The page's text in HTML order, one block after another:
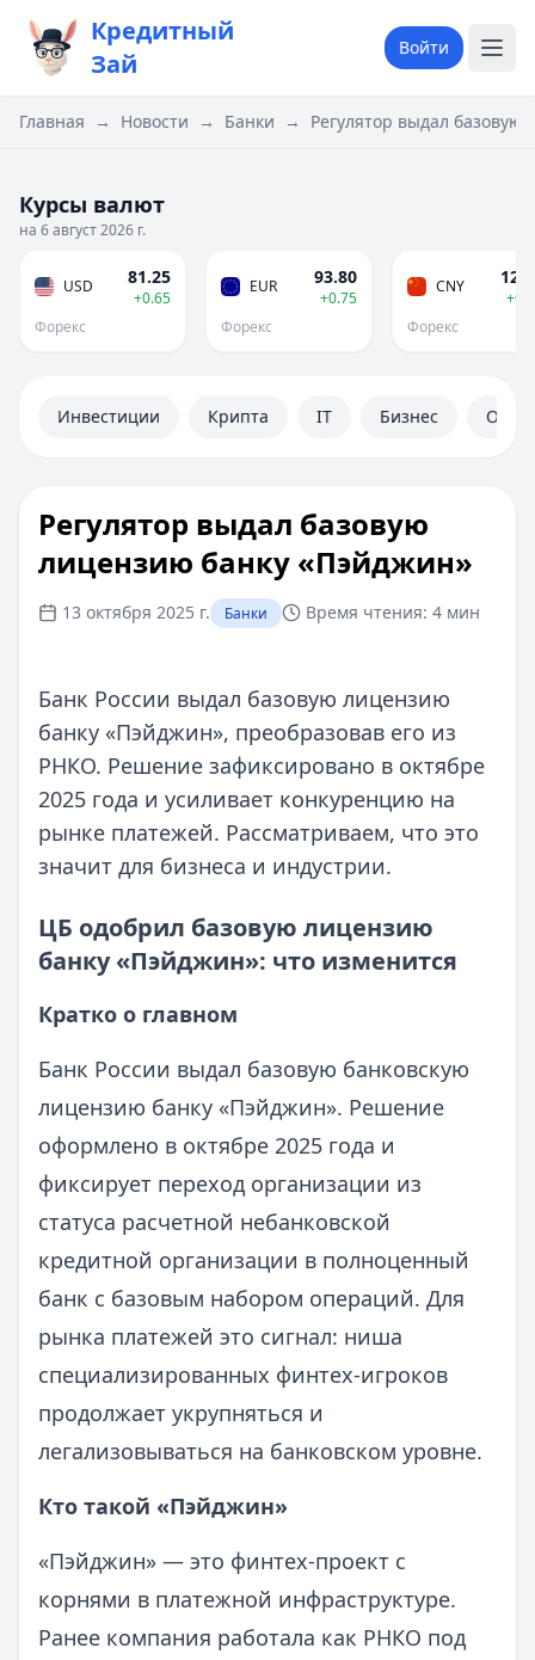
Кредитный
Зай
Войти
Главная → Новости → Банки → Регулятор выдал
Курсы валют
на 6 август 2026 г.
USD 81.25
+0.65
Форекс
EUR 93.80
+0.75
Форекс
CNY
Форекс
Инвестиции Крипта IT Бизнес
Регулятор выдал базовую
лицензию банку «Пэйджин»
13 октября 2025 г. Банки Время чтения: 4 мин
Банк России выдал базовую лицензию
банку «Пэйджин», преобразовав его из
РНКО. Решение зафиксировано в октябре
2025 года и усиливает конкуренцию на
рынке платежей. Рассматриваем, что это
значит для бизнеса и индустрии.
ЦБ одобрил базовую лицензию
банку «Пэйджин»: что изменится
Кратко о главном
Банк России выдал базовую банковскую
лицензию банку «Пэйджин». Решение
оформлено в октябре 2025 года и
фиксирует переход организации из
статуса расчетной небанковской
кредитной организации в полноценный
банк с базовым набором операций. Для
рынка платежей это сигнал: ниша
специализированных финтех-игроков
продолжает укрупняться и
легализовываться на банковском уровне.
Кто такой «Пэйджин»
«Пэйджин» — это финтех-проект с
корнями в платежной инфраструктуре.
Ранее компания работала как РНКО под